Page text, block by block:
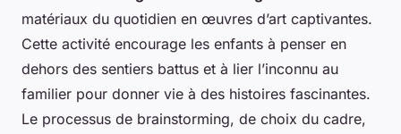
matériaux du quotidien en œuvres d’art captivantes.
Cette activité encourage les enfants à penser en
dehors des sentiers battus et à lier l’inconnu au
familier pour donner vie à des histoires fascinantes.
Le processus de brainstorming, de choix du cadre,